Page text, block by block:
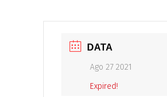
DATA
Ago 27 2021
Expired!